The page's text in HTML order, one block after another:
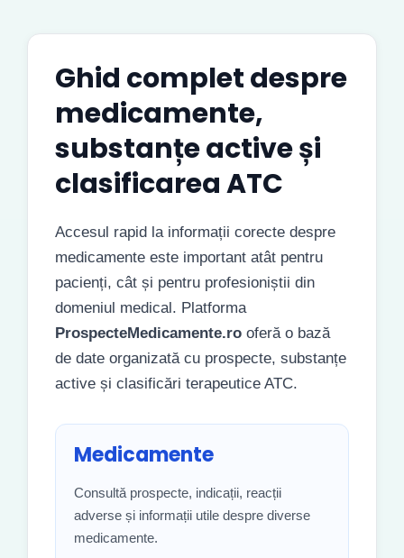
Ghid complet despre
medicamente,
substanțe active și
clasificarea ATC
Accesul rapid la informații corecte despre
medicamente este important atât pentru
pacienți, cât și pentru profesioniștii din
domeniul medical. Platforma
ProspecteMedicamente.ro oferă o bază
de date organizată cu prospecte, substanțe
active și clasificări terapeutice ATC.
Medicamente
Consultă prospecte, indicații, reacții
adverse și informații utile despre diverse
medicamente.